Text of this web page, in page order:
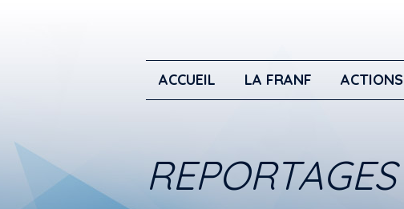
ACCUEIL LA FRANF ACTIONS
REPORTAGES